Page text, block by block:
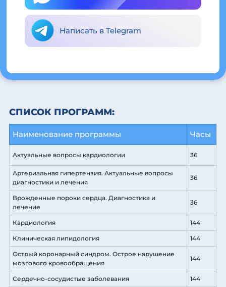
Написать в Telegram
СПИСОК ПРОГРАММ:
Наименование программы Часы
Актуальные вопросы кардиологии 36
Артериальная гипертензия. Актуальные вопросы
диагностики и лечения
36
Врожденные пороки сердца. Диагностика и
лечение
36
Кардиология 144
Клиническая липидология 144
Острый коронарный синдром. Острое нарушение
мозгового кровообращения
144
Сердечно-сосудистые заболевания 144